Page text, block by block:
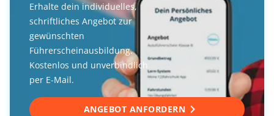
Erhalte dein individuelles,
schriftliches Angebot zur
gewünschten
Führerscheinausbildung.
Kostenlos und unverbindlich
per E-Mail.
ANGEBOT ANFORDERN